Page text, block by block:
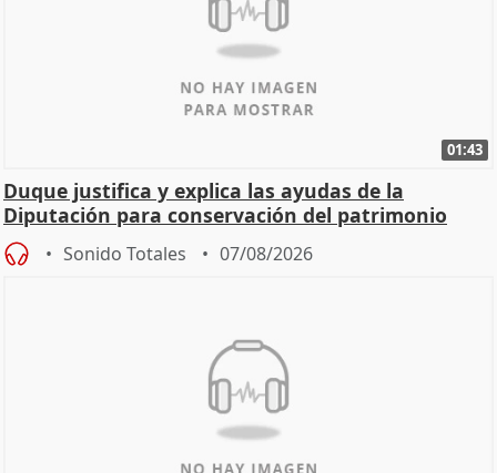
01:43
Duque justifica y explica las ayudas de la
Diputación para conservación del patrimonio
Sonido Totales 07/08/2026